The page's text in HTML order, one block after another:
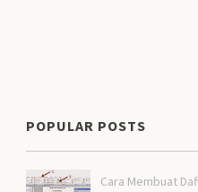
POPULAR POSTS
Cara Membuat